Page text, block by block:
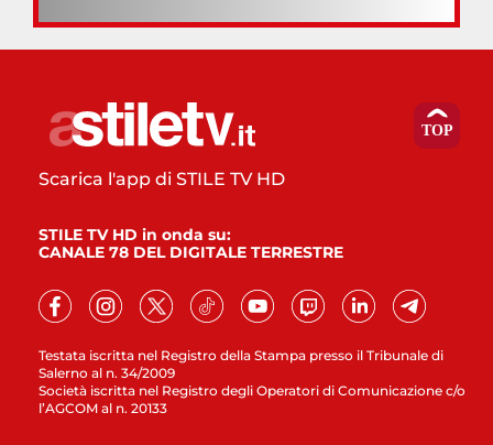
Testata iscritta nel Registro della Stampa presso il Tribunale di
Salerno al n. 34/2009
Società iscritta nel Registro degli Operatori di Comunicazione c/o
l’AGCOM al n. 20133
Scarica l'app di STILE TV HD
STILE TV HD in onda su:
CANALE 78 DEL DIGITALE TERRESTRE